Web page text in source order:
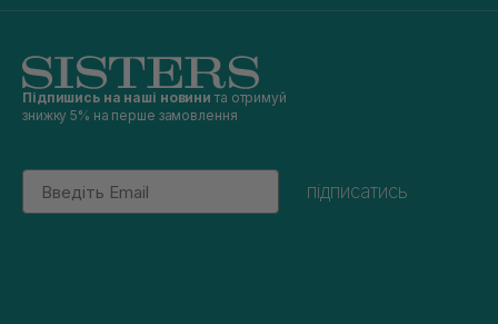
Підпишись на наші новини та отримуй
знижку 5% на перше замовлення
Email
підписатись